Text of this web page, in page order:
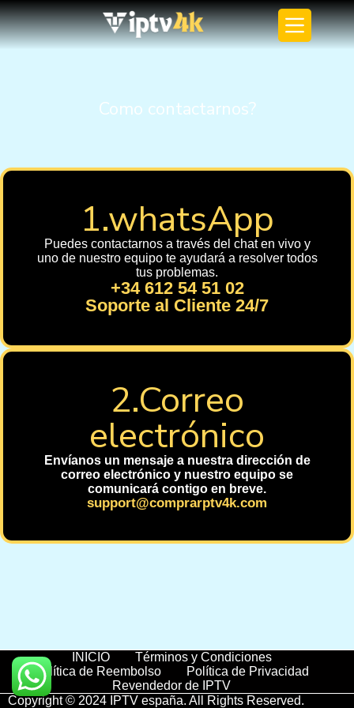
Como contactarnos?
1.whatsApp
Puedes contactarnos a través del chat en vivo y
uno de nuestro equipo te ayudará a resolver todos
tus problemas.
+34 612 54 51 02
Soporte al Cliente 24/7
2.Correo
electrónico
Envíanos un mensaje a nuestra dirección de
correo electrónico y nuestro equipo se
comunicará contigo en breve.
support@comprarptv4k.com
INICIO
Términos y Condiciones
Política de Reembolso
Política de Privacidad
Revendedor de IPTV
Copyright © 2024IPTV españa. All Rights Reserved.